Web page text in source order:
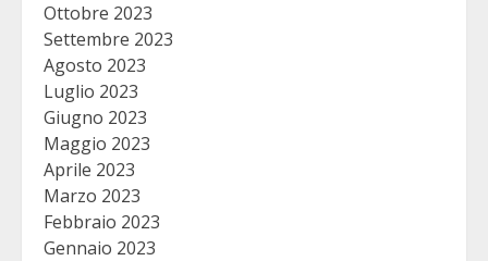
Ottobre 2023
Settembre 2023
Agosto 2023
Luglio 2023
Giugno 2023
Maggio 2023
Aprile 2023
Marzo 2023
Febbraio 2023
Gennaio 2023